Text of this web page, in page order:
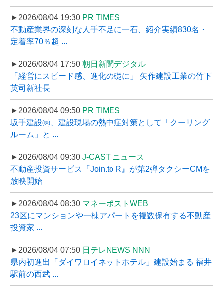
►2026/08/04 19:30 PR TIMES
不動産業界の深刻な人手不足に一石、紹介実績830名・
定着率70％超 ...
►2026/08/04 17:50 朝日新聞デジタル
「経営にスピード感、進化の礎に」 矢作建設工業の竹下
英司新社長
►2026/08/04 09:50 PR TIMES
坂手建設㈱、建設現場の熱中症対策として「クーリング
ルーム」と ...
►2026/08/04 09:30 J-CAST ニュース
不動産投資サービス『Join.to R』が第2弾タクシーCMを
放映開始
►2026/08/04 08:30 マネーポストWEB
23区にマンションや一棟アパートを複数保有する不動産
投資家 ...
►2026/08/04 07:50 日テレNEWS NNN
県内初進出「ダイワロイネットホテル」建設始まる 福井
駅前の西武 ...